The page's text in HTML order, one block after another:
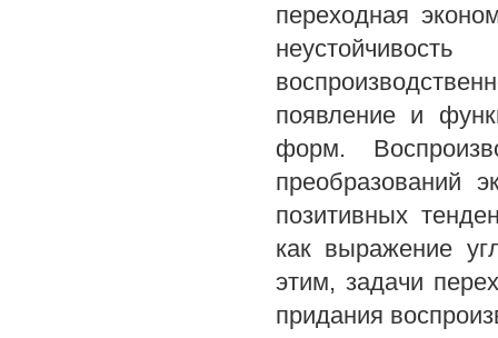
переходная
появление и
форм.
преобразований
позитивных
как выражение
этим, задачи
придания